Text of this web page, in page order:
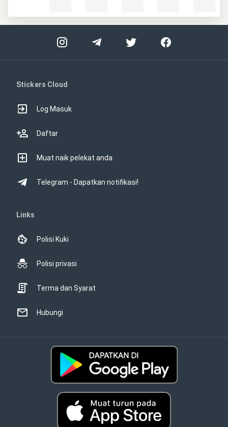
Stickers Cloud
Log Masuk
Daftar
Muat naik pelekat anda
Telegram - Dapatkan notifikasi!
Links
Polisi Kuki
Polisi privasi
Terma dan Syarat
Hubungi